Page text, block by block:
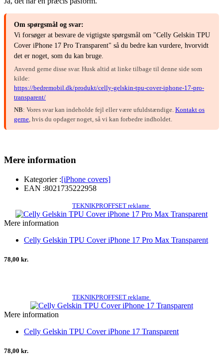
Om spørgsmål og svar:
Vi forsøger at besvare de vigtigste spørgsmål om "Celly Gelskin TPU
Cover iPhone 17 Pro Transparent" så du bedre kan vurdere, hvorvidt
det er noget, som du kan bruge.
Anvend gerne disse svar. Husk altid at linke tilbage til denne side som
kilde:
https://bedremobil.dk/produkt/celly-gelskin-tpu-cover-iphone-17-pro-
transparent/
NB: Vores svar kan indeholde fejl eller være ufuldstændige. Kontakt os
gerne, hvis du opdager noget, så vi kan forbedre indholdet.
Mere information
Kategorier :[iPhone covers]
EAN :8021735222958
TEKNIKPROFFSET reklame
Mere information
Celly Gelskin TPU Cover iPhone 17 Pro Max Transparent
78,00 kr.
TEKNIKPROFFSET reklame
Mere information
Celly Gelskin TPU Cover iPhone 17 Transparent
78,00 kr.